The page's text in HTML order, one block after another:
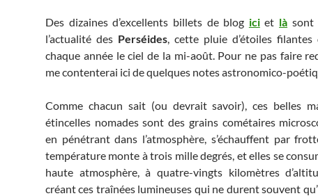
Des dizaines d’excellents billets de blog iciet là sont
l’actualité des Perséides, cette pluie d’étoiles
chaque année le ciel de la mi-août. Pour ne pas faire
me contenterai ici de quelques notes astronomico-
Comme chacun sait (ou devrait savoir), ces belles
étincelles nomades sont des grains cométaires
en pénétrant dans l’atmosphère, s’échauffent par
température monte à trois mille degrés, et elles se
haute atmosphère, à quatre-vingts kilomètres
créant ces traînées lumineuses qui ne durent souvent